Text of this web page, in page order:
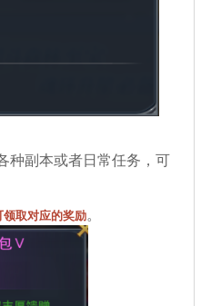
种副本或者日常任务，可
取对应的奖励。